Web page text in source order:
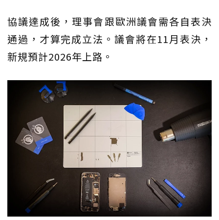
協議達成後，理事會跟歐洲議會需各自表決
通過，才算完成立法。議會將在11月表決，
新規預計2026年上路。